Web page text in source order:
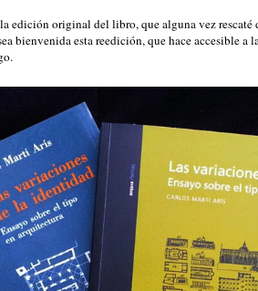
edición original del libro, que alguna vez
bienvenida esta reedición, que hace accesible a